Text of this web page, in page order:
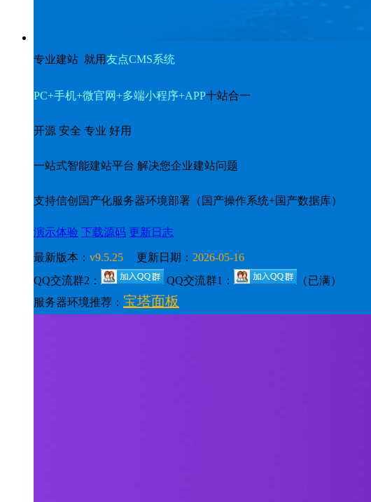
专业建站 就用友点CMS系统
PC+手机+微官网+多端小程序+APP十站合一
开源 安全 专业 好用
一站式智能建站平台 解决您企业建站问题
支持信创国产化服务器环境部署（国产操作系统+国产数据库）
演示体验 下载源码 更新日志
最新版本： v9.5.25 更新日期： 2026-05-16
QQ交流群2：
QQ交流群1：
（已满）
服务器环境推荐： 宝塔面板